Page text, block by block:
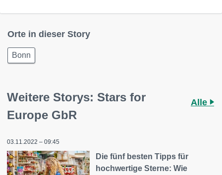
Orte in dieser Story
Bonn
Weitere Storys: Stars for
Europe GbR
Alle
03.11.2022 – 09:45
Die fünf besten Tipps für
hochwertige Sterne: Wie